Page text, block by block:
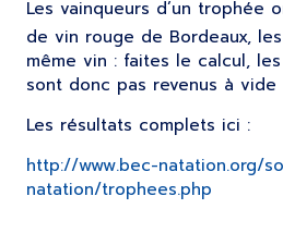
Les vainqueurs d’un trophée
de vin rouge de Bordeaux,
même vin : faites le calcul,
sont donc pas revenus à vide
Les résultats complets ici :
http://www.bec-natation.org/
natation/trophees.php